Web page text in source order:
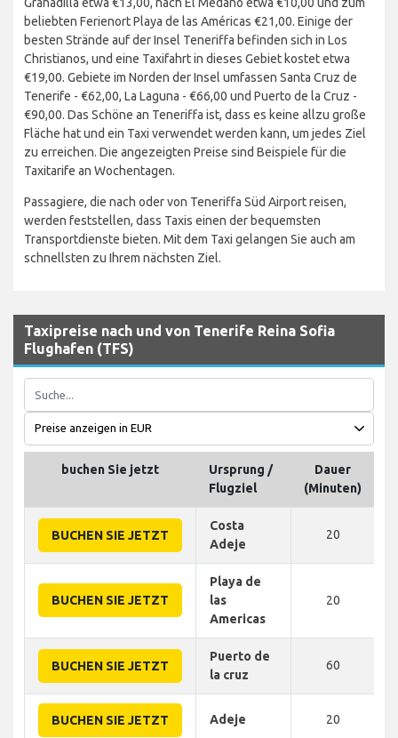
beliebten Ferienort Playa de las Américas €21,00. Einige der
besten Strände auf der Insel Teneriffa befinden sich in Los
Christianos, und eine Taxifahrt in dieses Gebiet kostet etwa
€19,00. Gebiete im Norden der Insel umfassen Santa Cruz de
Tenerife - €62,00, La Laguna - €66,00 und Puerto de la Cruz -
€90,00. Das Schöne an Teneriffa ist, dass es keine allzu große
Fläche hat und ein Taxi verwendet werden kann, um jedes Ziel
zu erreichen. Die angezeigten Preise sind Beispiele für die
Taxitarife an Wochentagen.
Passagiere, die nach oder von Teneriffa Süd Airport reisen,
werden feststellen, dass Taxis einen der bequemsten
Transportdienste bieten. Mit dem Taxi gelangen Sie auch am
schnellsten zu Ihrem nächsten Ziel.
Taxipreise nach und von Tenerife Reina Sofia
Flughafen (TFS)
buchen Sie jetzt
Ursprung /
Flugziel
Dauer
(Minuten)
BUCHEN SIE JETZT
Costa
Adeje
20
BUCHEN SIE JETZT
Playa de
las
Americas
20
BUCHEN SIE JETZT
Puerto de
la cruz
60
BUCHEN SIE JETZT Adeje 20